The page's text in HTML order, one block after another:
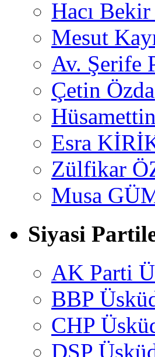
Hacı
Mesut
Av. Şerife
Çetin
Esra
Zülfikar
Musa
Siyasi
AK Parti
BBP
CHP
DSP